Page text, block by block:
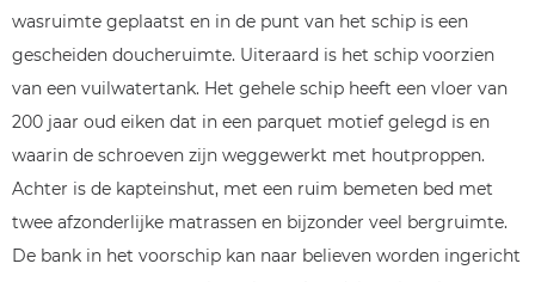
wasruimte geplaatst en in de punt van het schip is een
gescheiden doucheruimte. Uiteraard is het schip voorzien
van een vuilwatertank. Het gehele schip heeft een vloer van
200 jaar oud eiken dat in een parquet motief gelegd is en
waarin de schroeven zijn weggewerkt met houtproppen.
Achter is de kapteinshut, met een ruim bemeten bed met
twee afzonderlijke matrassen en bijzonder veel bergruimte.
De bank in het voorschip kan naar believen worden ingericht